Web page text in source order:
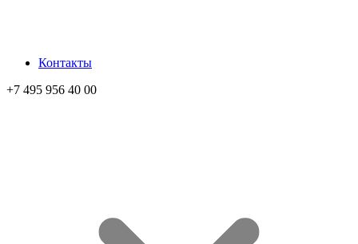
Контакты
+7 495 956 40 00